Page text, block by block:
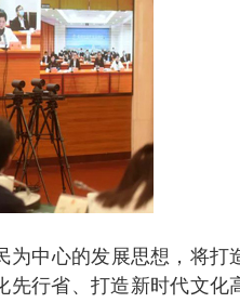
为中心的发展思想，将打
先行省、打造新时代文化